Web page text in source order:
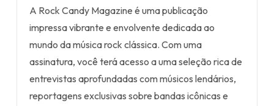
A Rock Candy Magazine é uma publicação
impressa vibrante e envolvente dedicada ao
mundo da música rock clássica. Com uma
assinatura, você terá acesso a uma seleção rica de
entrevistas aprofundadas com músicos lendários,
reportagens exclusivas sobre bandas icônicas e